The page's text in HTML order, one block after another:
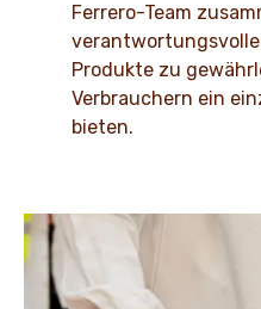
Ferrero-Team
Produkte zu
Verbrauchern ein
bieten.